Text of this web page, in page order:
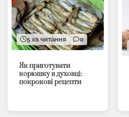
5 хв читання 0
Як приготувати
корюшку в духовці:
покрокові рецепти